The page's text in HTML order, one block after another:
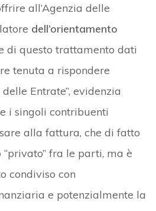
all’Agenzia delle
dell’orientamento
di questo trattamento dati
tenuta a rispondere
Entrate”, evidenzia
i singoli contribuenti
alla fattura, che di fatto
fra le parti, ma è
condiviso con
e potenzialmente la